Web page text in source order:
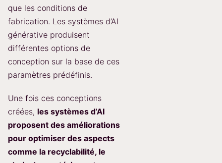
que les conditions de
fabrication. Les systèmes d’AI
générative produisent
différentes options de
conception sur la base de ces
paramètres prédéfinis.
Une fois ces conceptions
créées, les systèmes d’AI
proposent des améliorations
pour optimiser des aspects
comme la recyclabilité, le